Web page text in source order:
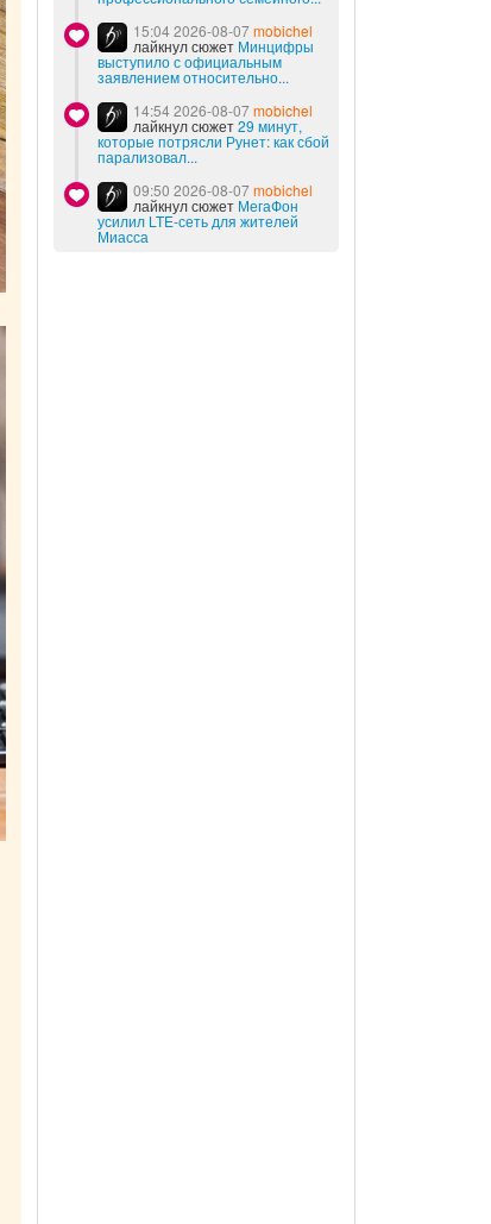
15:04 2026-08-07mobichel
лайкнул сюжет Минцифры
выступило с официальным
заявлением относительно...
14:54 2026-08-07mobichel
лайкнул сюжет29 минут,
которые потрясли Рунет: как сбой
парализовал...
09:50 2026-08-07mobichel
лайкнул сюжет МегаФон
усилил LTE-сеть для жителей
Миасса